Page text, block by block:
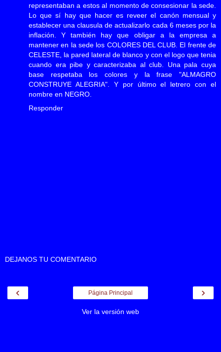
representaban a estos al momento de consesionar la sede.
Lo que sí hay que hacer es reveer el canón mensual y
establecer una clausula de actualizarlo cada 6 meses por la
inflación. Y también hay que obligar a la empresa a
mantener en la sede los COLORES DEL CLUB. El frente de
CELESTE, la pared lateral de blanco y con el logo que tenia
cuando era pibe y caracterizaba al club. Una pala cuya
base respetaba los colores y la frase "ALMAGRO
CONSTRUYE ALEGRIA". Y por último el letrero con el
nombre en NEGRO.
Responder
DEJANOS TU COMENTARIO
‹ ›
Página Principal
Ver la versión web